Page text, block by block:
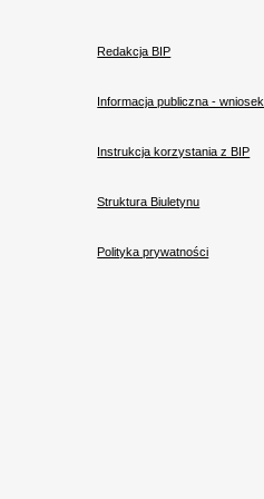
Redakcja BIP
Informacja publiczna - wniosek
Instrukcja korzystania z BIP
Struktura Biuletynu
Polityka prywatności